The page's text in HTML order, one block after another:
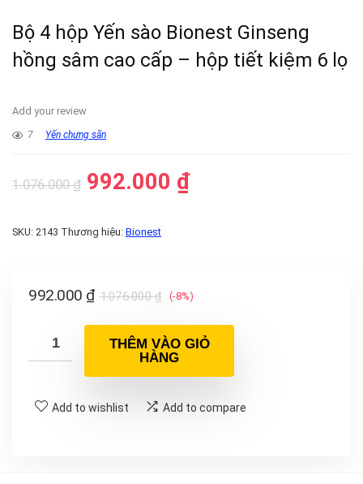
Bộ 4 hộp Yến sào Bionest Ginseng
hồng sâm cao cấp – hộp tiết kiệm 6 lọ
Add your review
7 Yến chưng sãn
1.076.000₫ 992.000 ₫
SKU: 2143 Thương hiệu: Bionest
1.076.000₫
992.000 ₫ (-8%)
THÊM VÀO GIỎ
HÀNG
Add to wishlist Add to compare